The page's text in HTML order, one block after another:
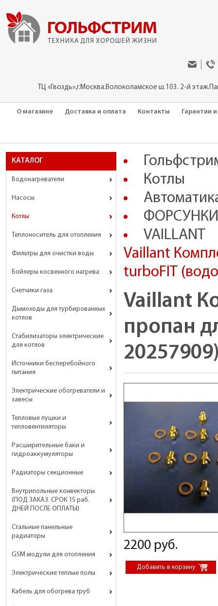
ТЦ «Гвоздь»,г.Москва.Волоколамское ш.103. 2-й
О магазине Доставка и оплата Контакты Гарантии
КАТАЛОГ
Водонагреватели
Насосы
Котлы
Теплоноситель для отопления
Фильтры для очистки воды
Бойлеры косвенного нагрева
Счетчики газа
Дымоходы для турбированных
котлов
Стабилизаторы электрические
для котлов
Источники бесперебойного
питания
Электрические обогреватели и
завесы
Тепловые пушки и
тепловентиляторы
Расширительные баки и
гидроаккумуляторы
Радиаторы секционные
Внутрипольные конвекторы
(ПОД ЗАКАЗ. СРОК 15 раб.
ДНЕЙ ПОСЛЕ ОПЛАТЫ)
Стальные панельные
радиаторы
GSM модули для отопления
Электрические теплые полы
Кабель для обогрева труб
Котлы
VAILLANT
Vaillant
turboFIT
Vaillant
пропан
2200 руб.